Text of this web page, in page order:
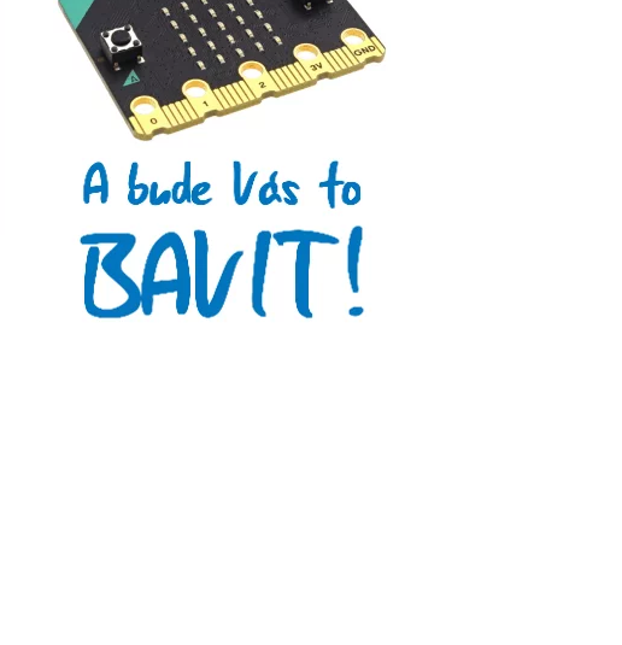
Arduino roboti
Tinylab
Makeblock
Micro:bit